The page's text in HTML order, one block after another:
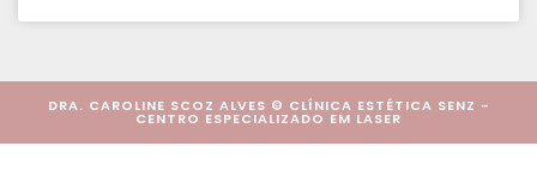
DRA. CAROLINE SCOZ ALVES © CLÍNICA ESTÉTICA SENZ -
CENTRO ESPECIALIZADO EM LASER